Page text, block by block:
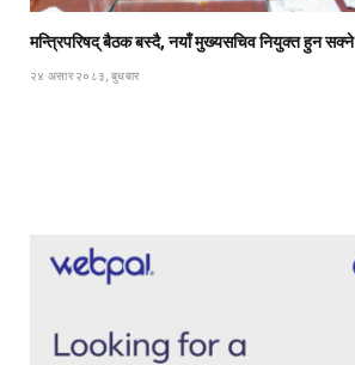
मन्त्रिपरिषद् बैठक बस्दै, नयाँ मुख्यसचिव नियुक्त हुन सक्ने
२४ असार २०८३, बुधबार